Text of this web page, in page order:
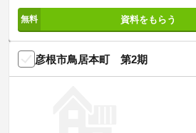
資料をもらう
彦根市鳥居本町 第2期